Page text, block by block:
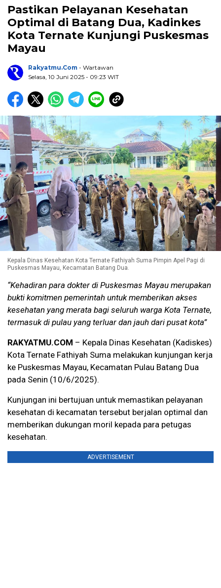
Pastikan Pelayanan Kesehatan
Optimal di Batang Dua, Kadinkes
Kota Ternate Kunjungi Puskesmas
Mayau
Rakyatmu.com - Wartawan
Selasa, 10 Juni 2025 - 09:23 WIT
Kepala Dinas Kesehatan Kota Ternate Fathiyah Suma Pimpin Apel Pagi di
Puskesmas Mayau, Kecamatan Batang Dua.
“Kehadiran para dokter di Puskesmas Mayau merupakan
bukti komitmen pemerintah untuk memberikan akses
kesehatan yang merata bagi seluruh warga Kota Ternate,
termasuk di pulau yang terluar dan jauh dari pusat kota”
RAKYATMU.COM – Kepala Dinas Kesehatan (Kadiskes)
Kota Ternate Fathiyah Suma melakukan kunjungan kerja
ke Puskesmas Mayau, Kecamatan Pulau Batang Dua
pada Senin (10/6/2025).
Kunjungan ini bertujuan untuk memastikan pelayanan
kesehatan di kecamatan tersebut berjalan optimal dan
memberikan dukungan moril kepada para petugas
kesehatan.
ADVERTISEMENT